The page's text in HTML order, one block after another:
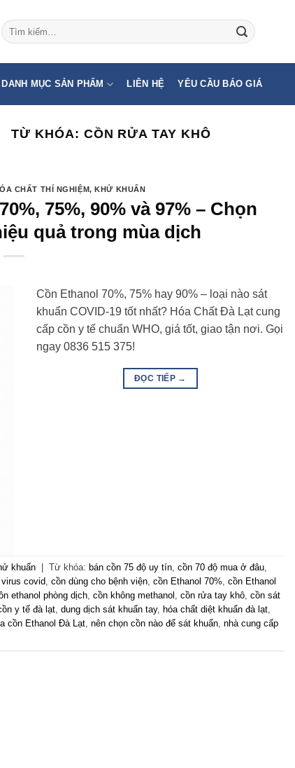
Tìm
kiếm:
DANH MỤC SẢN PHẨM LIÊN HỆ YÊU CẦU BÁO GIÁ
TỪ KHÓA: CỒN RỬA TAY KHÔ
CHẤT THÍ NGHIỆM,KHỬ KHUẨN
75%, 90% và 97% – Chọn
quả trong mùa dịch
Cồn Ethanol 70%, 75% hay 90% – loại nào sát
khuẩn COVID-19 tốt nhất? Hóa Chất Đà Lạt cung
cấp cồn y tế chuẩn WHO, giá tốt, giao tận nơi. Gọi
ngay 0836 515 375!
ĐỌC TIẾP →
khuẩn Từ khóa: bán cồn 75 độ uy tín, cồn 70 độ mua ở đâu,
covid, cồn dùng cho bệnh viện, cồn Ethanol 70%, cồn Ethanol
ethanol phòng dịch, cồn không methanol , cồn rửa tay khô, cồn sát
y tế đà lạt, dung dịch sát khuẩn tay, hóa chất diệt khuẩn đà lạt,
cồn Ethanol Đà Lạt, nên chọn cồn nào để sát khuẩn, nhà cung cấp